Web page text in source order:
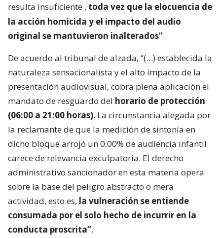
resulta insuficiente , toda vez que la elocuencia de
la acción homicida y el impacto del audio
original se mantuvieron inalterados”.
De acuerdo al tribunal de alzada, “(…) establecida la
naturaleza sensacionalista y el alto impacto de la
presentación audiovisual, cobra plena aplicación el
mandato de resguardo del horario de protección
(06:00 a 21:00 horas). La circunstancia alegada por
la reclamante de que la medición de sintonía en
dicho bloque arrojó un 0,00% de audiencia infantil
carece de relevancia exculpatoria. El derecho
administrativo sancionador en esta materia opera
sobre la base del peligro abstracto o mera
actividad, esto es, la vulneración se entiende
consumada por el solo hecho de incurrir en la
conducta proscrita”.